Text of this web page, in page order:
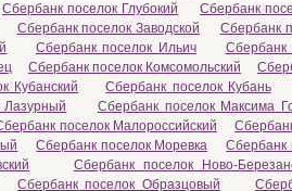
Сбербанк поселок Глубокий
Сбербанк
Сбербанк поселок Заводской
Сбербанк
Сбербанк поселок Ильич
Сбербанк
Сбербанк поселок Комсомольский
Кубанский
Сбербанк поселок Кубань
Лазурный
Сбербанк поселок Максима
поселок Малороссийский
Сбербанк поселок Моревка
Сбербанк
Сбербанк поселок Ново-
Сбербанк поселок Образцовый